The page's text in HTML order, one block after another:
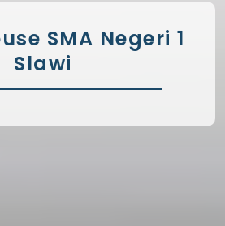
SMA Negeri 1
Slawi